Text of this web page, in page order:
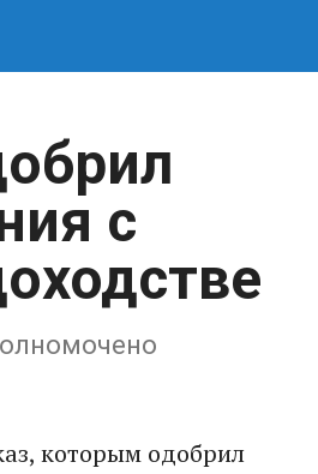
с
которым одобрил